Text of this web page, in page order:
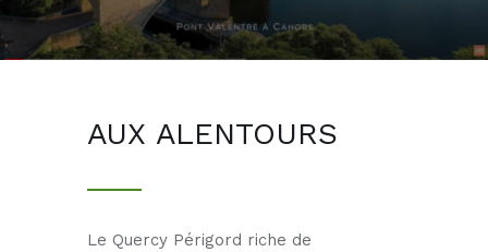
AUX ALENTOURS
Le Quercy Périgord riche de